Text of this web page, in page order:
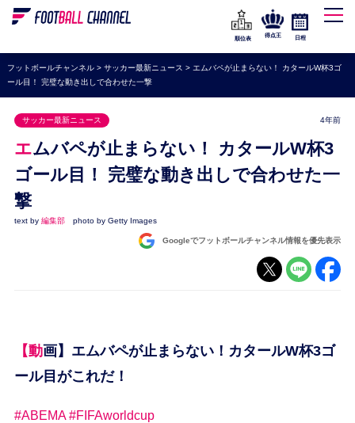
WEリーグ
海外サッカー
プレミアリーグ
ラ・リーガ
セリエA
ブンデスリーガ
ナショナルチーム
順位表
得点王 日程
フットボールチャンネル> サッカー最新ニュース > エムバペが止まらない！ カタールW杯3ゴ
ール目！ 完璧な動き出しで合わせた一撃
サッカー最新ニュース 4年前
エムバペが止まらない！ カタールW杯3
ゴール目！ 完璧な動き出しで合わせた一
撃
text by 編集部 photo by Getty Images
Googleでフットボールチャンネル情報を優先表示
【動画】エムバペが止まらない！カタールW杯3ゴ
ール目がこれだ！
#ABEMA #FIFAworldcup